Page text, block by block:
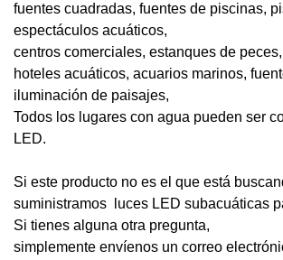
fuentes cuadradas, fuentes de piscinas,
espectáculos acuáticos,
centros comerciales, estanques de
hoteles acuáticos, acuarios marinos,
iluminación de paisajes,
Todos los lugares con agua pueden ser
LED.
Si este producto no es el que está
suministramos
luces LED subacuáticas
Si tienes alguna otra pregunta,
simplemente envíenos un correo